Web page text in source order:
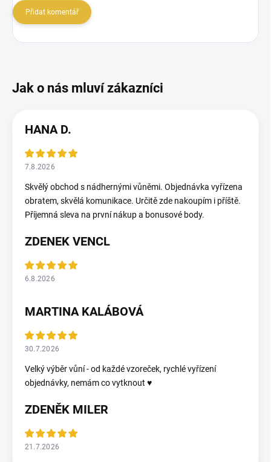
Přidat komentář
HANA D.
7.8.2026
Skvělý obchod s nádhernými vůněmi. Objednávka vyřízena
obratem, skvělá komunikace. Určitě zde nakoupím i příště.
Příjemná sleva na první nákup a bonusové body.
ZDENEK VENCL
6.8.2026
MARTINA KALÁBOVÁ
30.7.2026
Velký výběr vůní - od každé vzoreček, rychlé vyřízení
objednávky, nemám co vytknout ♥️
ZDENĚK MILER
21.7.2026